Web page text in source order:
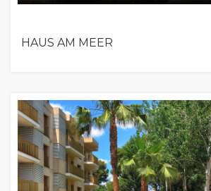
HAUS AM MEER